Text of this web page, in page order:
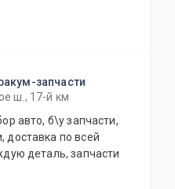
запчасти
ш., 17-й км
авто, б\у запчасти,
доставка по всей
деталь, запчасти